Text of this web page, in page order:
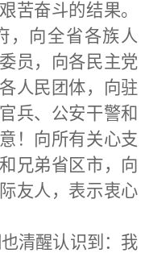
苦奋斗的结果。
，向全省各族人
员，向各民主党
人民团体，向驻
兵、公安干警和
！向所有关心支
兄弟省区市，向
友人，表示衷心
清醒认识到：我